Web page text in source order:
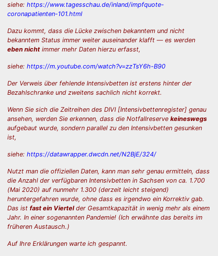
siehe: https://www.tagesschau.de/inland/impfquote-
coronapatienten-101.html
Dazu kommt, dass die Lücke zwischen bekanntem und nicht
bekanntem Status immer weiter auseinander klafft — es werden
eben nicht immer mehr Daten hierzu erfasst,
siehe: https://m.youtube.com/watch?v=zzTsY6h-B90
Der Verweis über fehlende Intensivbetten ist erstens hinter der
Bezahlschranke und zweitens sachlich nicht korrekt.
Wenn Sie sich die Zeitreihen des DIVI [Intensivbettenregister] genau
ansehen, werden Sie erkennen, dass die Notfallreserve keineswegs
aufgebaut wurde, sondern parallel zu den Intensivbetten gesunken
ist,
siehe: https://datawrapper.dwcdn.net/N2BjE/324/
Nutzt man die offiziellen Daten, kann man sehr genau ermitteln, dass
die Anzahl der verfügbaren Intensivbetten in Sachsen von ca. 1.700
(Mai 2020) auf nunmehr 1.300 (derzeit leicht steigend)
heruntergefahren wurde, ohne dass es irgendwo ein Korrektiv gab.
Das ist fast ein Viertelder Gesamtkapazität in wenig mehr als einem
Jahr. In einer sogenannten Pandemie! (Ich erwähnte das bereits im
früheren Austausch.)
Auf Ihre Erklärungen warte ich gespannt.